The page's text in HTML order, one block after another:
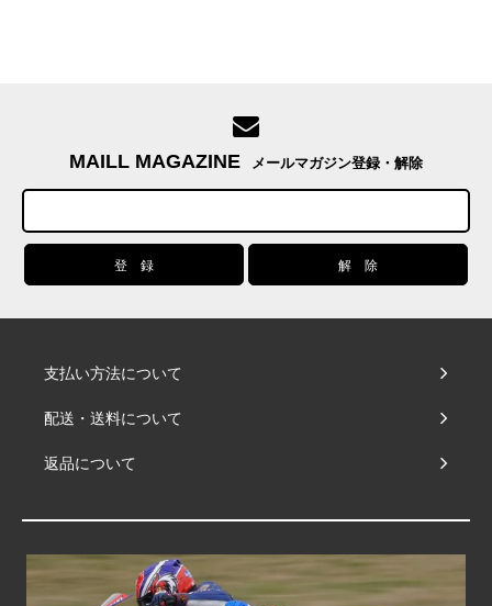
MAILL MAGAZINE メールマガジン登録・解除
支払い方法について
配送・送料について
返品について